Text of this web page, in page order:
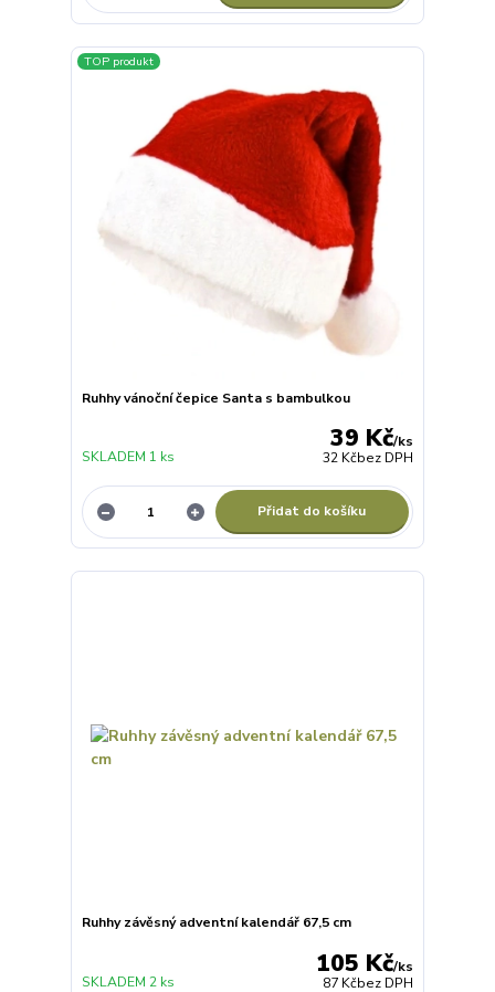
TOP produkt
Ruhhy vánoční čepice Santa s bambulkou
39 Kč/ks
32 Kčbez DPH
SKLADEM 1 ks
Přidat do košíku
Ruhhy závěsný adventní kalendář 67,5 cm
105 Kč/ks
87 Kčbez DPH
SKLADEM 2 ks